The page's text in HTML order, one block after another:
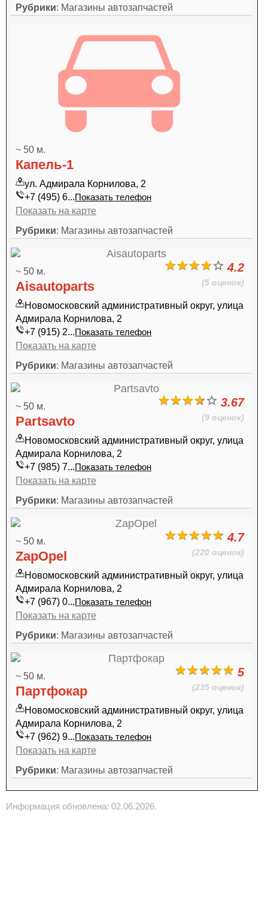
Рубрики: Магазины автозапчастей
~ 50 м.
Капель-1
ул. Адмирала Корнилова, 2
+7 (495) 6...Показать телефон
Показать на карте
Рубрики: Магазины автозапчастей
4.2
(5 оценок)
~ 50 м.
Aisautoparts
Новомосковский административный округ, улица
Адмирала Корнилова, 2
+7 (915) 2...Показать телефон
Показать на карте
Рубрики: Магазины автозапчастей
3.67
(9 оценок)
~ 50 м.
Partsavto
Новомосковский административный округ, улица
Адмирала Корнилова, 2
+7 (985) 7...Показать телефон
Показать на карте
Рубрики: Магазины автозапчастей
4.7
(220 оценок)
~ 50 м.
ZapOpel
Новомосковский административный округ, улица
Адмирала Корнилова, 2
+7 (967) 0...Показать телефон
Показать на карте
Рубрики: Магазины автозапчастей
5
(235 оценок)
~ 50 м.
Партфокар
Новомосковский административный округ, улица
Адмирала Корнилова, 2
+7 (962) 9...Показать телефон
Показать на карте
Рубрики: Магазины автозапчастей
Информация обновлена: 02.06.2026.